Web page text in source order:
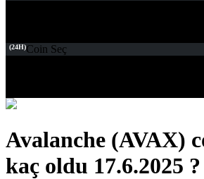
(24H)Coin Seç
Avalanche (AVAX)
kaç oldu 17.6.2025 ?